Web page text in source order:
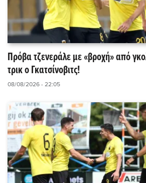
Πρόβα τζενεράλε με «βροχή» από
τρικ ο Γκατσίνοβιτς!
08/08/2026 - 22:05